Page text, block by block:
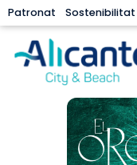
Patronat Sostenibilitat